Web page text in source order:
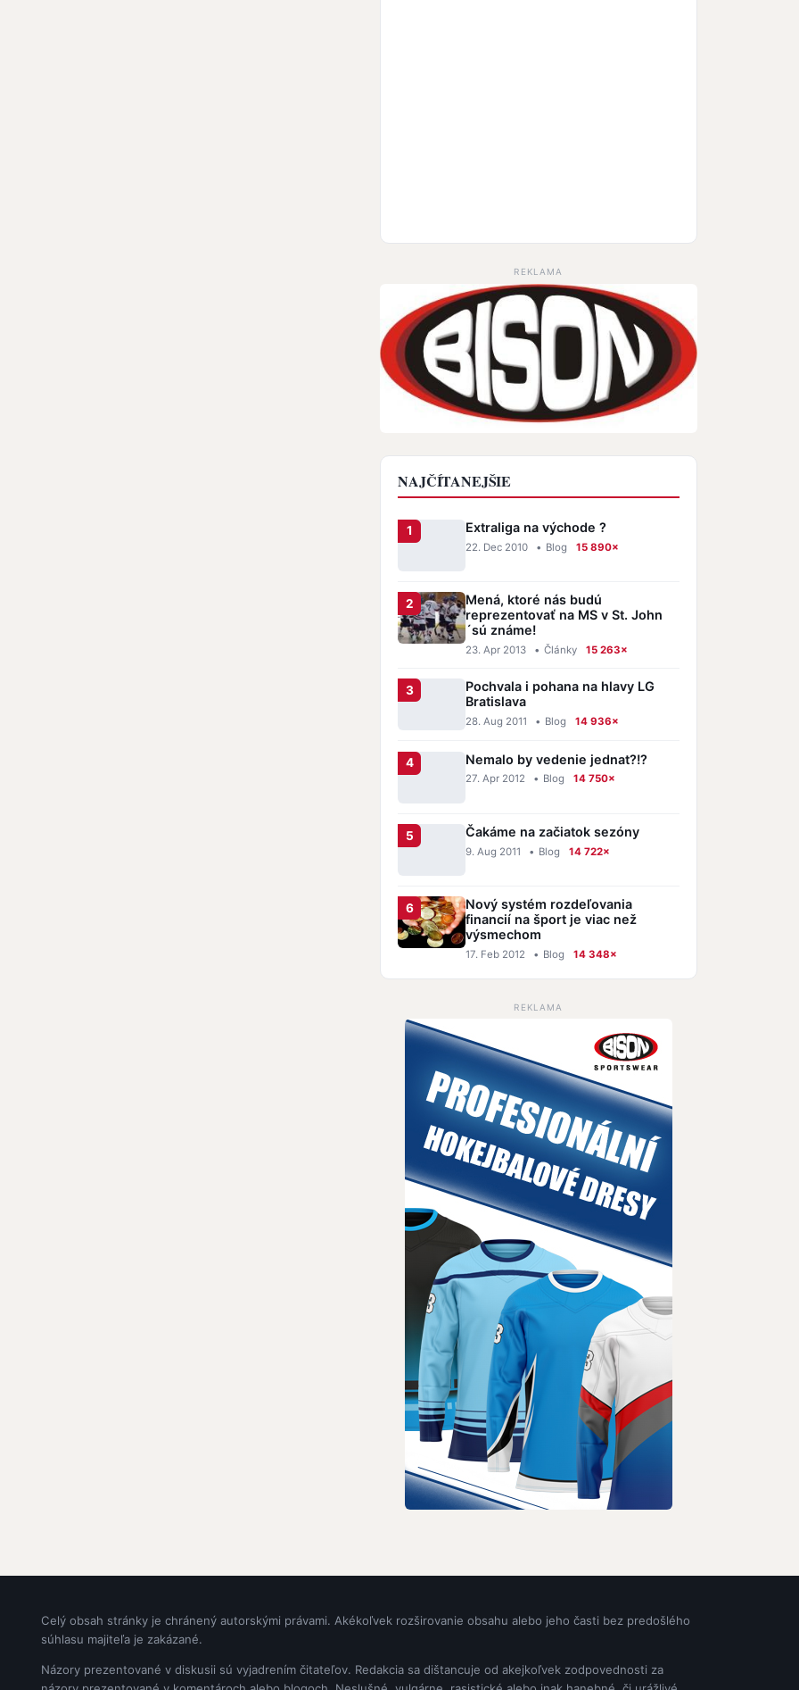
REKLAMA
NAJČÍTANEJŠIE
Extraliga na východe ?
22. Dec 2010 • Blog 15 890×
Mená, ktoré nás budú
reprezentovať na MS v St. John
´sú známe!
23. Apr 2013 • Články 15 263×
Pochvala i pohana na hlavy LG
Bratislava
28. Aug 2011 • Blog 14 936×
Nemalo by vedenie jednat?!?
27. Apr 2012 • Blog 14 750×
Čakáme na začiatok sezóny
9. Aug 2011 • Blog 14 722×
Nový systém rozdeľovania
financií na šport je viac než
výsmechom
17. Feb 2012 • Blog 14 348×
REKLAMA
Celý obsah stránky je chránený autorskými právami. Akékoľvek rozširovanie obsahu alebo jeho časti bez predošlého
súhlasu majiteľa je zakázané.
Názory prezentované v diskusii sú vyjadrením čitateľov. Redakcia sa dištancuje od akejkoľvek zodpovednosti za